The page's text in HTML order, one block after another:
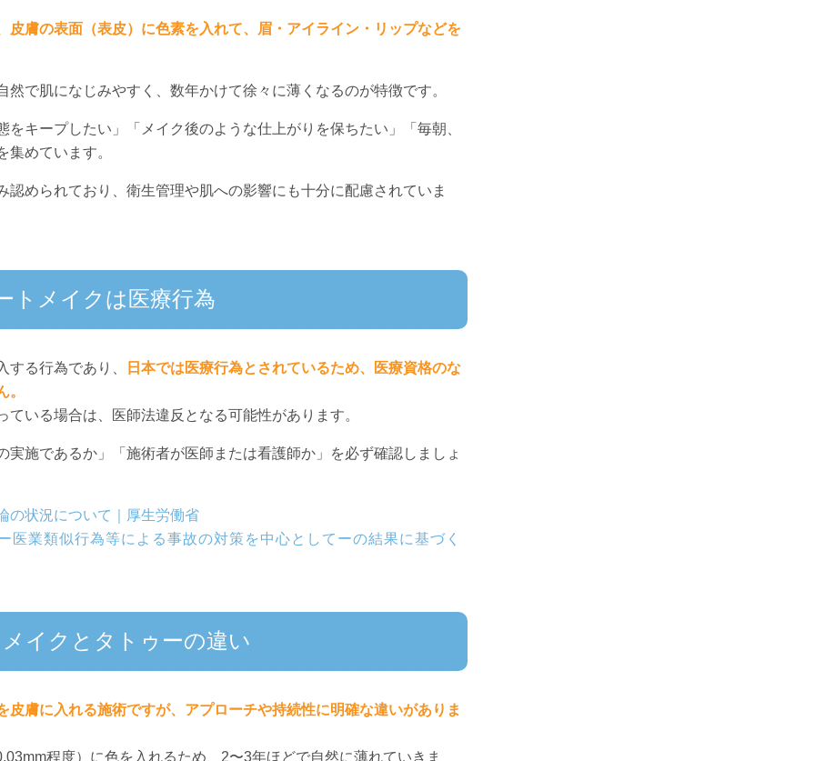
皮膚の表面（表皮）に色素を入れて、眉・アイライン・リップなどを
で肌になじみやすく、数年かけて徐々に薄くなるのが特徴です。
キープしたい」「メイク後のような仕上がりを保ちたい」「毎朝、
めています。
められており、衛生管理や肌への影響にも十分に配慮されていま
トメイクは医療行為
る行為であり、
日本では医療行為とされているため、医療資格のな
いる場合は、医師法違反となる可能性があります。
施であるか」「施術者が医師または看護師か」を必ず確認しましょ
の状況について｜厚生労働省
医業類似行為等による事故の対策を中心としてーの結果に基づく
イクとタトゥーの違い
膚に入れる施術ですが、アプローチや持続性に明確な違いがありま
程度）に色を入れるため、2〜3年ほどで自然に薄れていきま